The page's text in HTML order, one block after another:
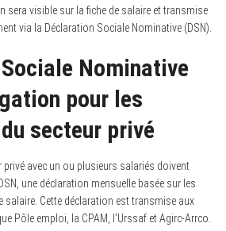
sera visible sur la fiche de salaire et transmise
via la Déclaration Sociale Nominative (DSN).
Nominative
pour les
secteur privé
privé avec un ou plusieurs salariés doivent
une déclaration mensuelle basée sur les
Cette déclaration est transmise aux
Pôle emploi, la CPAM, l’Urssaf et Agirc-Arrco.